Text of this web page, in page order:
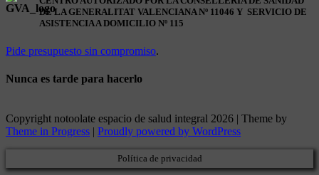
DE LA GENERALITAT VALENCIANA Nº 11046 Y SERVICIO DE
ASISTENCIA A DOMICILIO Nº 115
Pide presupuesto sin compromiso.
Nunca es tarde para hacerlo
Copyright notoolate espacio de salud integral 2026 | Theme by
Theme in Progress | Proudly powered by WordPress
Política de privacidad